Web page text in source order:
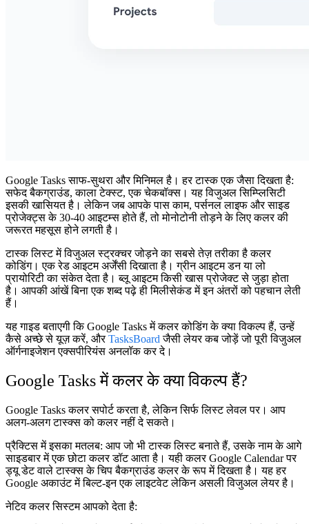
Google Tasks साफ-सुथरा और मिनिमल है। हर टास्क एक जैसा दिखता है:
सफेद बैकग्राउंड, काला टेक्स्ट, एक चेकबॉक्स। यह विजुअल सिम्प्लिसिटी
इसकी खासियत है। लेकिन जब आपके पास काम, पर्सनल लाइफ और साइड
प्रोजेक्ट्स के 30-40 आइटम्स होते हैं, तो मोनोटोनी तोड़ने के लिए कलर की
जरूरत महसूस होने लगती है।
टास्क लिस्ट में विजुअल स्ट्रक्चर जोड़ने का सबसे तेज़ तरीका है कलर
कोडिंग। एक रेड आइटम अर्जेंसी दिखाता है। ग्रीन आइटम डन या लो
प्रायोरिटी का संकेत देता है। ब्लू आइटम किसी खास प्रोजेक्ट से जुड़ा होता
है। आपकी आंखें बिना एक शब्द पढ़े ही मिलीसेकंड में इन अंतरों को पहचान लेती
हैं।
यह गाइड बताएगी कि Google Tasks में कलर कोडिंग के क्या विकल्प हैं, उन्हें
कैसे अच्छे से यूज़ करें, औरTasksBoard जैसी लेयर कब जोड़ें जो पूरी विजुअल
ऑर्गनाइजेशन एक्सपीरियंस अनलॉक कर दे।
Google Tasks में कलर के क्या विकल्प हैं?
Google Tasks कलर सपोर्ट करता है, लेकिन सिर्फ लिस्ट लेवल पर। आप
अलग-अलग टास्क्स को कलर नहीं दे सकते।
प्रैक्टिस में इसका मतलब: आप जो भी टास्क लिस्ट बनाते हैं, उसके नाम के आगे
साइडबार में एक छोटा कलर डॉट आता है। यही कलर Google Calendar पर
ड्यू डेट वाले टास्क्स के चिप बैकग्राउंड कलर के रूप में दिखता है। यह हर
Google अकाउंट में बिल्ट-इन एक लाइटवेट लेकिन असली विजुअल लेयर है।
नेटिव कलर सिस्टम आपको देता है: